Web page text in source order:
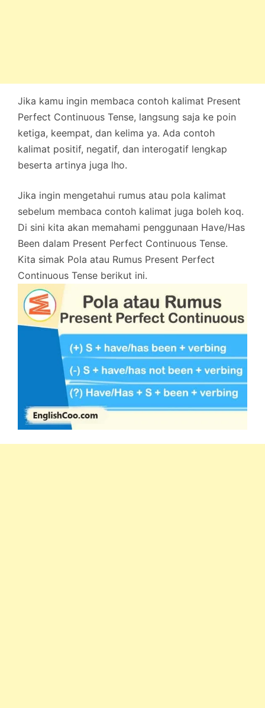
Jika kamu ingin membaca contoh kalimat Present
Perfect Continuous Tense, langsung saja ke poin
ketiga, keempat, dan kelima ya. Ada contoh
kalimat positif, negatif, dan interogatif lengkap
beserta artinya juga lho.
Jika ingin mengetahui rumus atau pola kalimat
sebelum membaca contoh kalimat juga boleh koq.
Di sini kita akan memahami penggunaan Have/Has
Been dalam Present Perfect Continuous Tense.
Kita simak Pola atau Rumus Present Perfect
Continuous Tense berikut ini.